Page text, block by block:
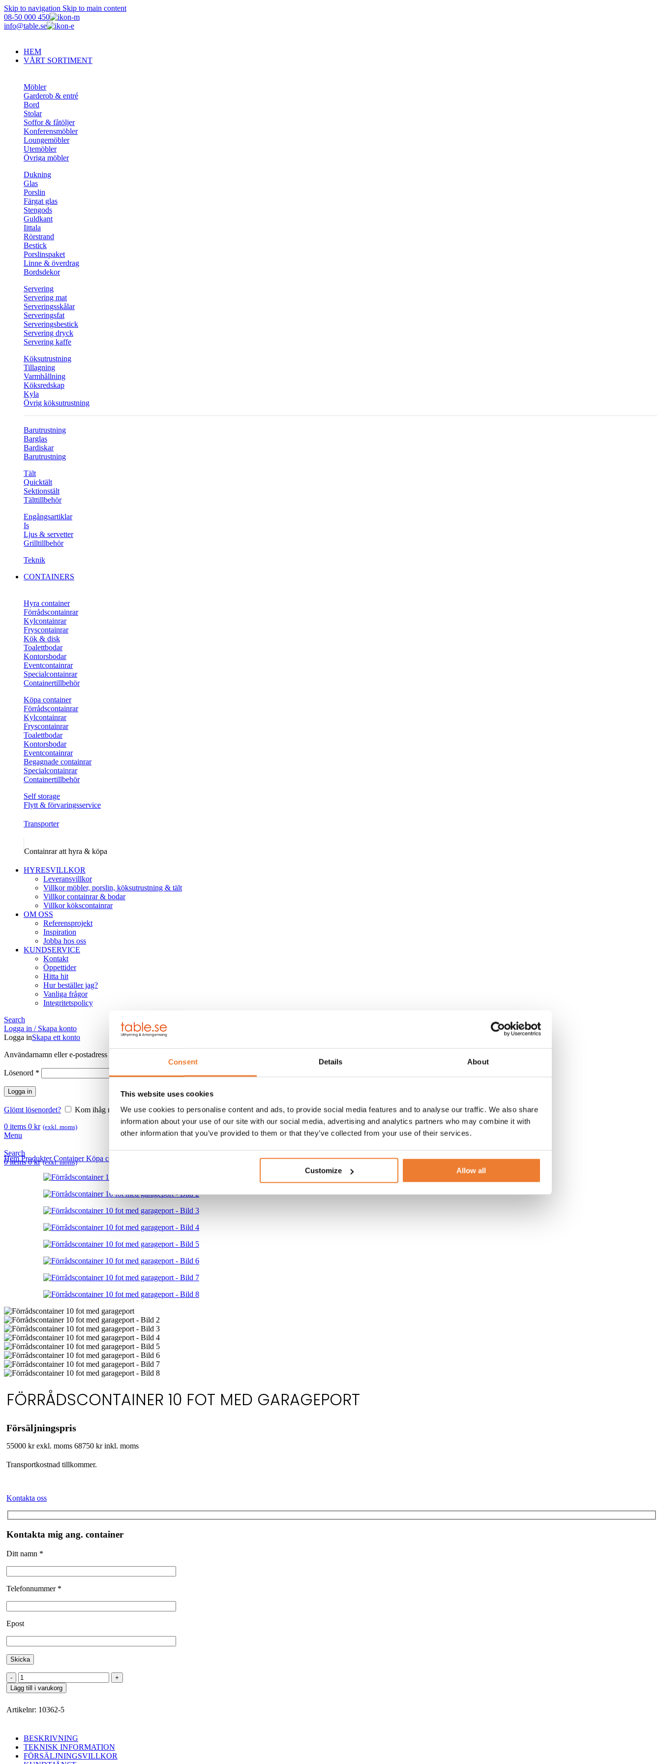
Consent Details About
This website uses cookies
We use cookies to personalise content and ads, to provide social media features and to analyse our traffic. We also share
information about your use of our site with our social media, advertising and analytics partners who may combine it with
other information that you’ve provided to them or that they’ve collected from your use of their services.
Customize Allow all
Skip to navigation Skip to main content
08-50 000 450
info@table.se
HEM
VÅRT SORTIMENT
Möbler
Garderob & entré
Bord
Stolar
Soffor & fåtöljer
Konferensmöbler
Loungemöbler
Utemöbler
Övriga möbler
Dukning
Glas
Porslin
Färgat glas
Stengods
Guldkant
Iittala
Rörstrand
Bestick
Porslinspaket
Linne & överdrag
Bordsdekor
Servering
Servering mat
Serveringsskålar
Serveringsfat
Serveringsbestick
Servering dryck
Servering kaffe
Köksutrustning
Tillagning
Varmhållning
Köksredskap
Kyla
Övrig köksutrustning
Barutrustning
Barglas
Bardiskar
Barutrustning
Tält
Quicktält
Sektionstält
Tälttillbehör
Engångsartiklar
Is
Ljus & servetter
Grilltillbehör
Teknik
CONTAINERS
Hyra container
Förrådscontainrar
Kylcontainrar
Fryscontainrar
Kök & disk
Toalettbodar
Kontorsbodar
Eventcontainrar
Specialcontainrar
Containertillbehör
Köpa container
Förrådscontainrar
Kylcontainrar
Fryscontainrar
Toalettbodar
Kontorsbodar
Eventcontainrar
Begagnade containrar
Specialcontainrar
Containertillbehör
Self storage
Flytt & förvaringsservice
Transporter
Containrar att hyra & köpa
HYRESVILLKOR
Leveransvillkor
Villkor möbler, porslin, köksutrustning & tält
Villkor containrar & bodar
Villkor kökscontainrar
OM OSS
Referensprojekt
Inspiration
Jobba hos oss
KUNDSERVICE
Kontakt
Öppettider
Hitta hit
Hur beställer jag?
Vanliga frågor
Integritetspolicy
Search
Logga in / Skapa konto
Logga inSkapa ett konto
Användarnamn eller e-postadress
Lösenord *
Logga in
Glömt lösenordet?
Kom ihåg mig
0 items 0 kr (exkl. moms)
Menu
Search
0items 0kr (exkl. moms)
HemProdukterContainerKöpa container Förrådscontainer 10 fot med garageport
FÖRRÅDSCONTAINER 10 FOT MED GARAGEPORT
Försäljningspris
55000 kr exkl. moms 68750 kr inkl. moms
Transportkostnad tillkommer.
Kontakta oss
Kontakta mig ang. container
Ditt namn *
Telefonnummer *
Epost
Förrådscontainer
10
fot
garageport
Lägg till i varukorg
Artikelnr: 10362-5
BESKRIVNING
TEKNISK INFORMATION
FÖRSÄLJNINGSVILLKOR